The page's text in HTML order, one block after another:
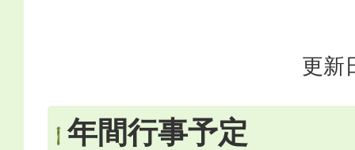
更新
年間行事予定